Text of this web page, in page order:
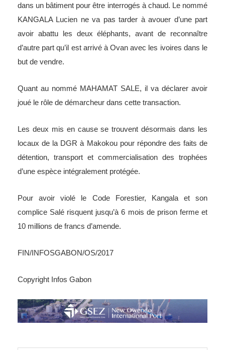
dans un bâtiment pour être interrogés à chaud. Le nommé
KANGALA Lucien ne va pas tarder à avouer d’une part
avoir abattu les deux éléphants, avant de reconnaître
d’autre part qu’il est arrivé à Ovan avec les ivoires dans le
but de vendre.
Quant au nommé MAHAMAT SALE, il va déclarer avoir
joué le rôle de démarcheur dans cette transaction.
Les deux mis en cause se trouvent désormais dans les
locaux de la DGR à Makokou pour répondre des faits de
détention, transport et commercialisation des trophées
d’une espèce intégralement protégée.
Pour avoir violé le Code Forestier, Kangala et son
complice Salé risquent jusqu’à 6 mois de prison ferme et
10 millions de francs d’amende.
FIN/INFOSGABON/OS/2017
Copyright Infos Gabon